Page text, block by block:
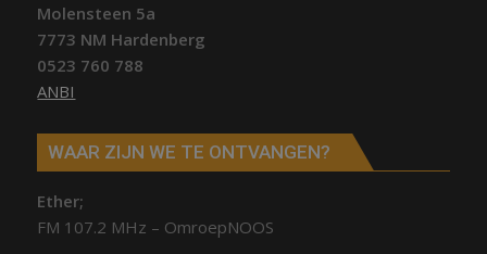
Molensteen 5a
7773 NM Hardenberg
0523 760 788
ANBI
WAAR ZIJN WE TE ONTVANGEN?
Ether;
FM 107.2 MHz – OmroepNOOS